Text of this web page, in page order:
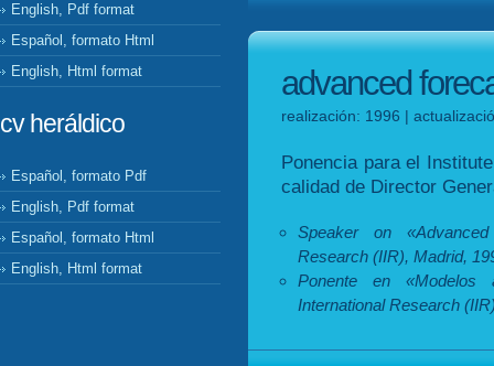
English, Pdf format
Español, formato Html
English, Html format
cv heráldico
Español, formato Pdf
English, Pdf format
Español, formato Html
English, Html format
advanced
realización: 1996 |
Ponencia para el
calidad de Director
Speaker on
Research (IIR), Madrid,
Ponente en «Modelos
International Research